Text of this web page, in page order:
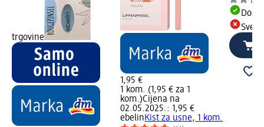
trgovine
1,95 €
1 kom. (1,95 € za 1
kom.)Cijena na
02.05.2025.: 1,95 €
ebelinKist za usne, 1 kom.
Sve